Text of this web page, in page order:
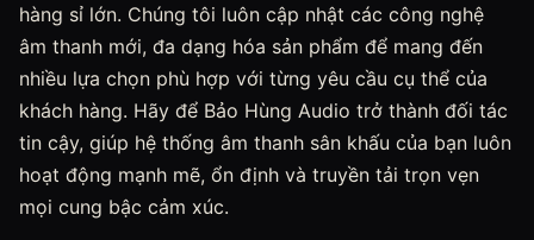
hàng sỉ lớn. Chúng tôi luôn cập nhật các công nghệ
âm thanh mới, đa dạng hóa sản phẩm để mang đến
nhiều lựa chọn phù hợp với từng yêu cầu cụ thể của
khách hàng. Hãy để Bảo Hùng Audio trở thành đối tác
tin cậy, giúp hệ thống âm thanh sân khấu của bạn luôn
hoạt động mạnh mẽ, ổn định và truyền tải trọn vẹn
mọi cung bậc cảm xúc.